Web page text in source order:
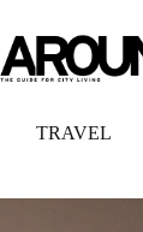
TRAVEL